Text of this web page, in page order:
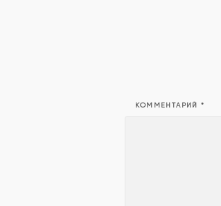
КОММЕНТАРИЙ*